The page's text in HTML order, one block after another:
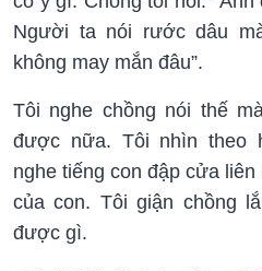
Người ta nói rước dâu
không may mắn đâu”.
Tôi nghe chồng nói thế
được nữa. Tôi nhìn theo
nghe tiếng con đập cửa
của con. Tôi giận chồng
được gì.